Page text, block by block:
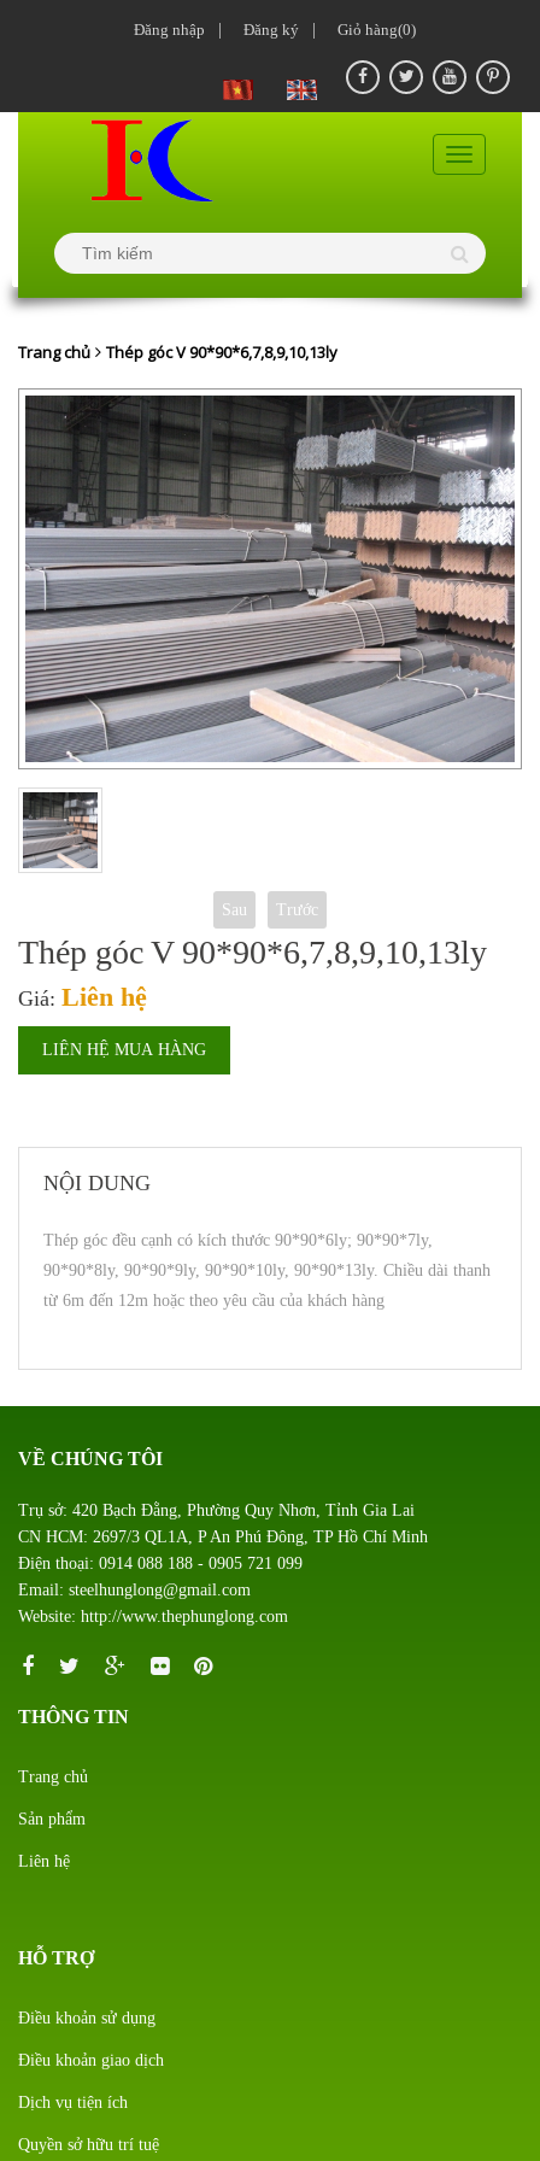
Đăng nhập Đăng ký Giỏ hàng(0)
Trang chủ Thép góc V 90*90*6,7,8,9,10,13ly
Sau Trước
Thép góc V 90*90*6,7,8,9,10,13ly
Giá: Liên hệ
LIÊN HỆ MUA HÀNG
NỘI DUNG
Thép góc đều cạnh có kích thước 90*90*6ly; 90*90*7ly,
90*90*8ly, 90*90*9ly, 90*90*10ly, 90*90*13ly. Chiều dài thanh
từ 6m đến 12m hoặc theo yêu cầu của khách hàng
VỀ CHÚNG TÔI
Trụ sở: 420 Bạch Đằng, Phường Quy Nhơn, Tỉnh Gia Lai
CN HCM: 2697/3 QL1A, P An Phú Đông, TP Hồ Chí Minh
Điện thoại: 0914 088 188 - 0905 721 099
Email: steelhunglong@gmail.com
Website: http://www.thephunglong.com
THÔNG TIN
Trang chủ
Sản phẩm
Liên hệ
HỖ TRỢ
Điều khoản sử dụng
Điều khoản giao dịch
Dịch vụ tiện ích
Quyền sở hữu trí tuệ